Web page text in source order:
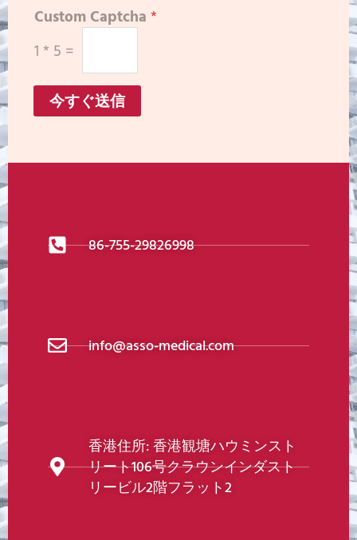
Custom Captcha *
1 * 5 =
今すぐ送信
86-755-29826998
info@asso-medical.com
香港住所: 香港観塘ハウミンスト
リート106号クラウンインダスト
リービル2階フラット2